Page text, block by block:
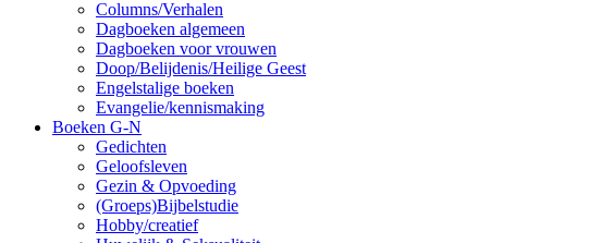
Columns/Verhalen
Dagboeken algemeen
Dagboeken voor vrouwen
Doop/Belijdenis/Heilige Geest
Engelstalige boeken
Evangelie/kennismaking
Boeken G-N
Gedichten
Geloofsleven
Gezin & Opvoeding
(Groeps)Bijbelstudie
Hobby/creatief